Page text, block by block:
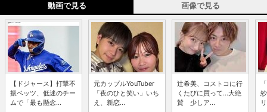
動画で見る 画像で見る
【ドジャース】打撃不
振ベッツ、低迷のチー
ムで「最も懸念...
元カップルYouTuber
「夜のひと笑い」いち
え、新恋...
辻希美、コストコに行
くたびに買って...大絶
賛 少しア...